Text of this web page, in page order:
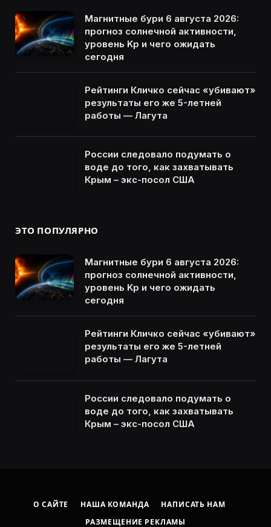
Магнитные бури 6 августа 2026:
прогноз солнечной активности,
уровень Kp и чего ожидать
сегодня
Рейтинги Кличко сейчас «убивают»
результаты его же 5-летней
работы — Лагута
России следовало подумать о
воде до того, как захватывать
Крым – экс-посол США
ЭТО ПОПУЛЯРНО
Магнитные бури 6 августа 2026:
прогноз солнечной активности,
уровень Kp и чего ожидать
сегодня
Рейтинги Кличко сейчас «убивают»
результаты его же 5-летней
работы — Лагута
России следовало подумать о
воде до того, как захватывать
Крым – экс-посол США
О САЙТЕ НАША КОМАНДА
НАПИСАТЬ НАМ
РАЗМЕЩЕНИЕ РЕКЛАМЫ